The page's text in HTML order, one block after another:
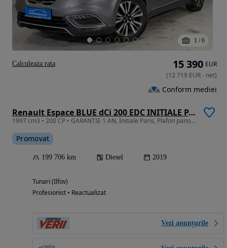
1 / 6
Renault Espace BLUE dCi 200 EDC INITIALE PARIS
1997 cm3 • 200 CP • GARANTIE 1 AN, Initiale Paris, Plafon panoramic, Piele, Bose, HUD
Promovat
199 706 km Diesel 2019
Tunari (Ilfov)
Profesionist • Reactualizat
Vezi anunțurile
15 390 EUR
(12 719 EUR- net)
Conform mediei
Calculeaza rata